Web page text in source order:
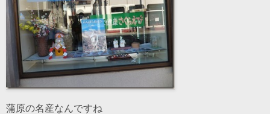
蒲原の名産なんですね